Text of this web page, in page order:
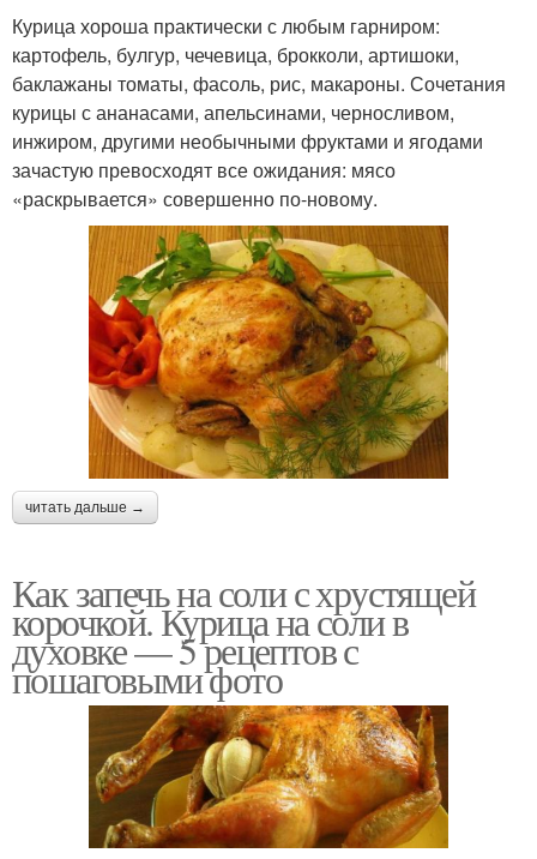
Курица хороша практически с любым гарниром:
картофель, булгур, чечевица, брокколи, артишоки,
баклажаны томаты, фасоль, рис, макароны. Сочетания
курицы с ананасами, апельсинами, черносливом,
инжиром, другими необычными фруктами и ягодами
зачастую превосходят все ожидания: мясо
«раскрывается» совершенно по-новому.
читать дальше →
Как запечь на соли с хрустящей
корочкой. Курица на соли в
духовке — 5 рецептов с
пошаговыми фото